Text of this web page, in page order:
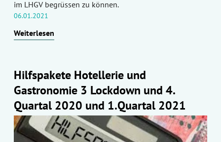
im LHGV begrüssen zu können.
06.01.2021
Weiterlesen
Hilfspakete Hotellerie und
Gastronomie 3 Lockdown und 4.
Quartal 2020 und 1.Quartal 2021